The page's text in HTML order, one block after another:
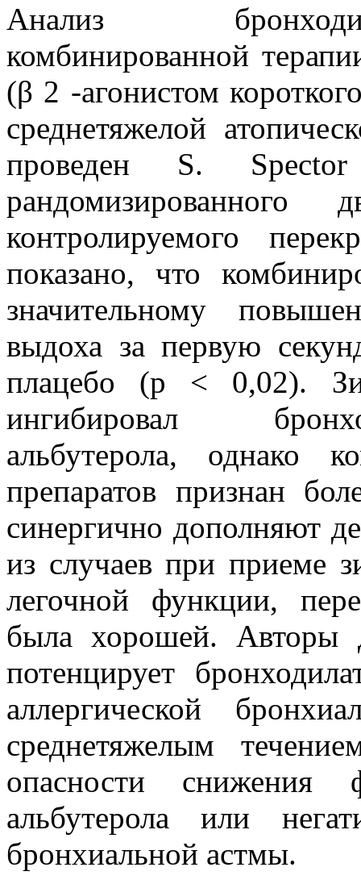
Анализ
комбинированной
(β 2 -агонистом
среднетяжелой
проведен S.
рандомизированного
контролируемого
показано, что
значительному
выдоха за первую
плацебо (p < 0,02).
ингибировал
альбутерола, однако
препаратов признан
синергично дополняют
из случаев при приеме
легочной функции,
была хорошей. Авторы
потенцирует
аллергической
среднетяжелым
опасности снижения
альбутерола или
бронхиальной астмы.